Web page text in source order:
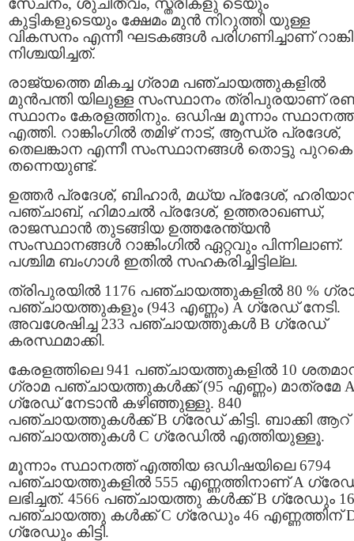
കുട്ടികളുടെയും ക്ഷേമം മുൻ നിറുത്തി യുള്ള
വികസനം എന്നീ ഘടകങ്ങൾ പരിഗണിച്ചാണ്
നിശ്ചയിച്ചത്.
രാജ്യത്തെ മികച്ച ഗ്രാമ പഞ്ചായത്തുകളിൽ
മുൻപന്തി യിലുള്ള സംസ്ഥാനം ത്രിപുരയാണ്
സ്ഥാനം കേരളത്തിനും. ഒഡിഷ മൂന്നാം
എത്തി. റാങ്കിംഗിൽ തമിഴ് നാട്, ആന്ധ്ര പ്രദേശ്,
തെലങ്കാന എന്നീ സംസ്ഥാനങ്ങൾ തൊട്ടു പുറകെ
തന്നെയുണ്ട്.
ഉത്തർ പ്രദേശ്, ബിഹാർ, മധ്യ പ്രദേശ്,
പഞ്ചാബ്, ഹിമാചൽ പ്രദേശ്, ഉത്തരാഖണ്ഡ്,
രാജസ്ഥാൻ തുടങ്ങിയ ഉത്തരേന്ത്യൻ
സംസ്ഥാനങ്ങൾ റാങ്കിംഗിൽ ഏറ്റവും പിന്നിലാണ്.
പശ്ചിമ ബംഗാൾ ഇതിൽ സഹകരിച്ചിട്ടില്ല.
ത്രിപുരയിൽ 1176 പഞ്ചായത്തുകളിൽ 80 %
പഞ്ചായത്തുകളും (943 എണ്ണം) A ഗ്രേഡ് നേടി.
അവശേഷിച്ച 233 പഞ്ചായത്തുകൾ B ഗ്രേഡ്
കരസ്ഥമാക്കി.
കേരളത്തിലെ 941 പഞ്ചായത്തുകളിൽ 10
ഗ്രാമ പഞ്ചായത്തുകൾക്ക് (95 എണ്ണം) മാത്രമേ A
ഗ്രേഡ് നേടാൻ കഴിഞ്ഞുള്ളു. 840
പഞ്ചായത്തുകൾക്ക് B ഗ്രേഡ് കിട്ടി. ബാക്കി ആറ്
പഞ്ചായത്തുകൾ C ഗ്രേഡിൽ എത്തിയുള്ളൂ.
മൂന്നാം സ്ഥാനത്ത് എത്തിയ ഒഡിഷയിലെ 6794
പഞ്ചായത്തുകളിൽ 555 എണ്ണത്തിനാണ് A
ലഭിച്ചത്. 4566 പഞ്ചായത്തു കൾക്ക് B ഗ്രേഡും
പഞ്ചായത്തു കൾക്ക് C ഗ്രേഡും 46 എണ്ണത്തിന്
ഗ്രേഡും കിട്ടി.